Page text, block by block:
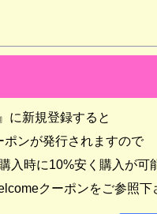
に新規登録すると
ンが発行されますので
入時に10%安く購入が可
クーポンをご参照下